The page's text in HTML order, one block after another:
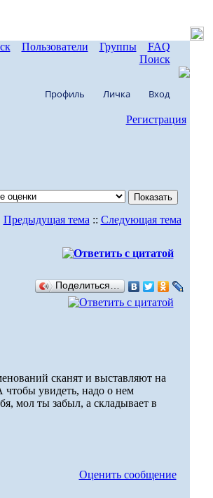
Пользователи Группы
FAQ
Поиск
Профиль Личка Вход
Регистрация
Предыдущая тема :: Следующая тема
Поделиться…
сканят и выставляют на
чтобы увидеть, надо о нем
мол ты забыл, а складывает в
Оценить сообщение